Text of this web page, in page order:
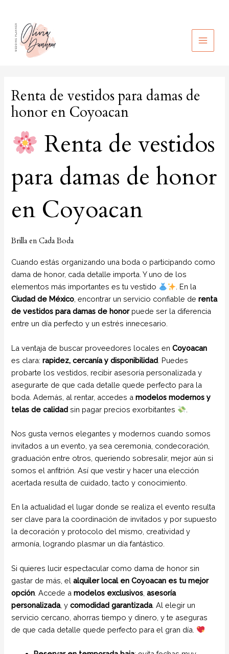
contenido
MAIN
Renta de vestidos para damas de
honor en Coyoacan
Renta de vestidos
para damas de honor
en Coyoacan
Brilla en Cada Boda
Cuando estás organizando una boda o participando como
dama de honor, cada detalle importa. Y uno de los
elementos más importantes es tu vestido
. En la
Ciudad de México , encontrar un servicio confiable derenta
de vestidos para damas de honorpuede ser la diferencia
entre un día perfecto y un estrés innecesario.
La ventaja de buscar proveedores locales enCoyoacan
es clara:rapidez, cercanía y disponibilidad . Puedes
probarte los vestidos, recibir asesoría personalizada y
asegurarte de que cada detalle quede perfecto para la
boda. Además, al rentar, accedes amodelos modernos y
telas de calidad sin pagar precios exorbitantes
Nos gusta vernos elegantes y modernos cuando somos
invitados a un evento, ya sea ceremonia, condecoración,
graduación entre otros, queriendo sobresalir, mejor aún si
somos el anfitrión. Así que vestir y hacer una elección
acertada resulta de cuidado, tacto y conocimiento.
En la actualidad el lugar donde se realiza el evento resulta
ser clave para la coordinación de invitados y por supuesto
la decoración y protocolo del mismo, creatividad y
armonía, logrando plasmar un día fantástico.
Si quieres lucir espectacular como dama de honor sin
gastar de más, elalquiler local en Coyoacan es tu mejor
opción . Accede amodelos exclusivos ,asesoría
personalizada, ycomodidad garantizada. Al elegir un
servicio cercano, ahorras tiempo y dinero, y te aseguras
de que cada detalle quede perfecto para el gran día.